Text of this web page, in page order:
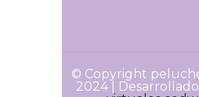
© Copyright
2024 |